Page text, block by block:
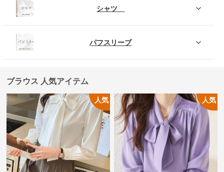
シャツ
パフスリーブ
ブラウス 人気アイテム
人気 人気